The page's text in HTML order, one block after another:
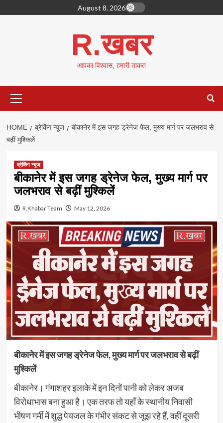
to
August 8, 2026
R.खबर
आपका विश्वास, हमारी ताकत
Menu
HOME ब्रेकिंग न्यूज
बीकानेर में इस जगह ड्रेनेज फेल, मुख्य मार्ग पर जलभराव से
बढ़ीं मुश्किलें
ब्रेकिंग न्यूज
बीकानेर में इस जगह ड्रेनेज फेल, मुख्य मार्ग पर
जलभराव से बढ़ीं मुश्किलें
R.Khabar Team May 12, 2026
बीकानेर में इस जगह ड्रेनेज फेल, मुख्य मार्ग पर जलभराव से बढ़ीं
मुश्किलें
बीकानेर। गंगाशहर इलाके में इन दिनों पानी को लेकर अजब
विरोधाभास बना हुआ है। एक तरफ तो यहाँ के स्थानीय निवासी
भीषण गर्मी में शुद्ध पेयजल के गंभीर संकट से जूझ रहे हैं, वहीं दूसरी